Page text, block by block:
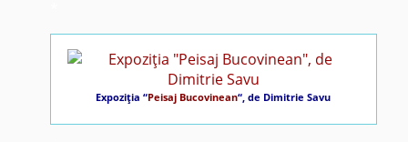
Expoziţia “Peisaj Bucovinean“, de Dimitrie Savu